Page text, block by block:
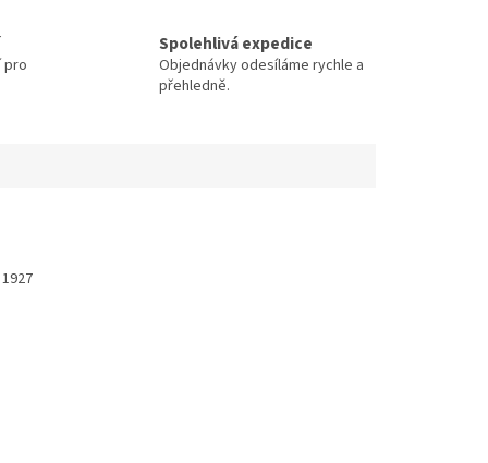
pro
Spolehlivá expedice
Objednávky odesíláme rychle a
přehledně.